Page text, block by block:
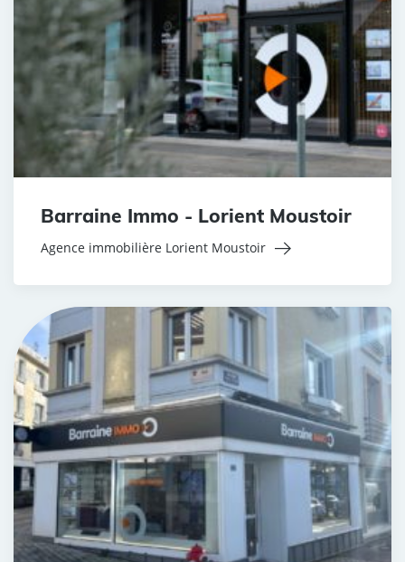
Barraine Immo - Lorient Moustoir
Agence immobilière Lorient Moustoir